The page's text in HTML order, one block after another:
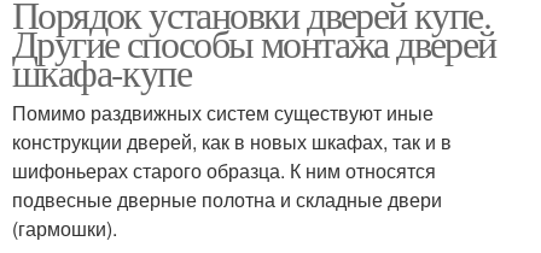
Порядок установки дверей купе.
Другие способы монтажа дверей
шкафа-купе
Помимо раздвижных систем существуют иные
конструкции дверей, как в новых шкафах, так и в
шифоньерах старого образца. К ним относятся
подвесные дверные полотна и складные двери
(гармошки).